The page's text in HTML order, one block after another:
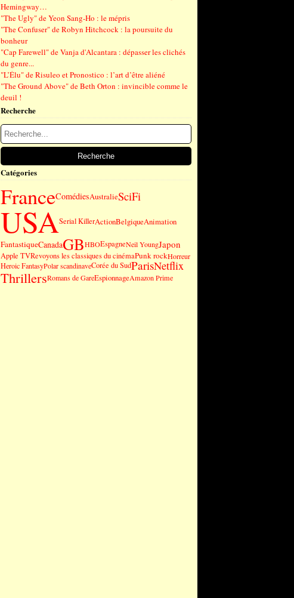
Hemingway…
"The Ugly" de Yeon Sang-Ho : le mépris
"The Confuser" de Robyn Hitchcock : la poursuite du
bonheur
"Cap Farewell" de Vanja d'Alcantara : dépasser les clichés
du genre...
"L’Élu" de Risuleo et Pronostico : l’art d’être aliéné
"The Ground Above" de Beth Orton : invincible comme le
deuil !
Recherche
Catégories
FranceComédiesAustralieSciFi
USASerial KillerActionBelgiqueAnimation
FantastiqueCanadaGBHBOEspagneNeil YoungJapon
Apple TVRevoyons les classiques du cinémaPunk rockHorreur
Heroic FantasyPolar scandinaveCorée du SudParisNetflix
ThrillersRomans de GareEspionnageAmazon Prime